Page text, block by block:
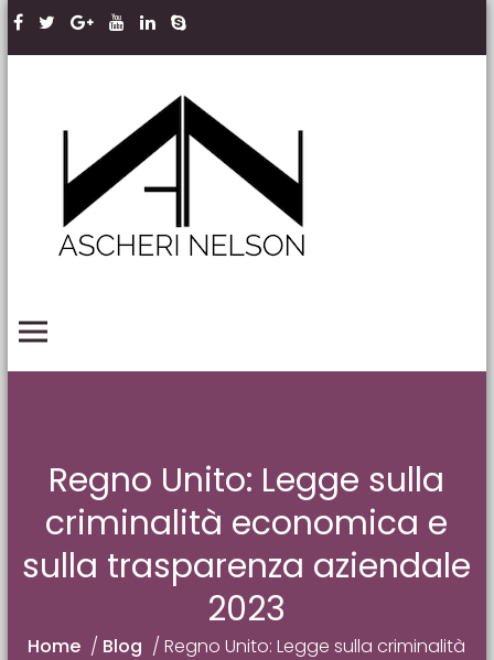
Skip to content
Regno Unito: Legge sulla
criminalità economica e
sulla trasparenza aziendale
2023
Home / Blog /Regno Unito: Legge sulla criminalità